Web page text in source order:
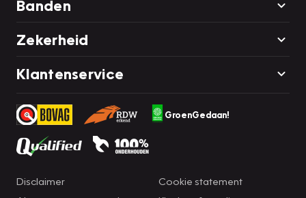
Banden
Zekerheid
Klantenservice
GroenGedaan!
Disclaimer
Cookie statement